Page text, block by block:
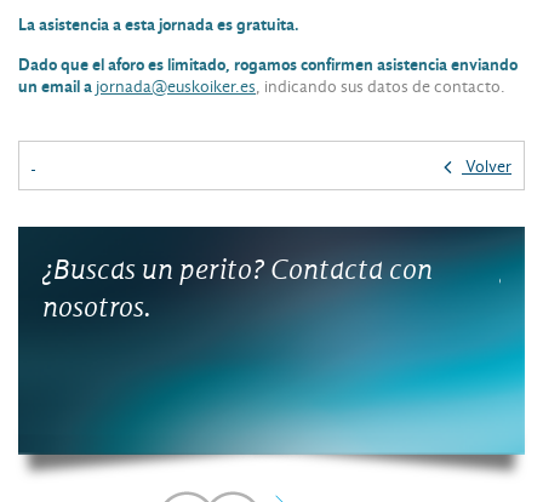
La asistencia a esta jornada es gratuita.
Dado que el aforo es limitado, rogamos confirmen asistencia enviando
un email a jornada@euskoiker.es, indicando sus datos de contacto.
Volver
Contacta con
¿Qué beneficios